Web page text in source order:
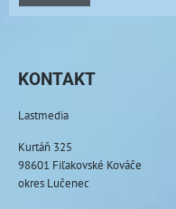
KONTAKT
Lastmedia
Kurtáň 325
98601 Fiľakovské Kováče
okres Lučenec